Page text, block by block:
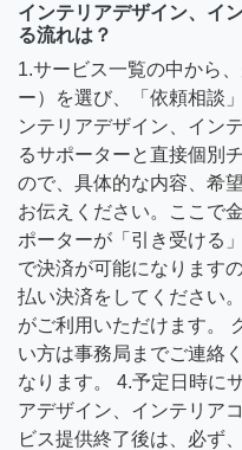
インテリアデザイン、イ
る流れは？
1.サービス一覧の中から
ー）を選び、「依頼相談
ンテリアデザイン、イン
るサポーターと直接個別
ので、具体的な内容、希
お伝えください。ここで
ポーターが「引き受ける
で決済が可能になります
払い決済をしてください
がご利用いただけます。
い方は事務局までご連絡
なります。 4.予定日時に
アデザイン、インテリア
ビス提供終了後は、必ず